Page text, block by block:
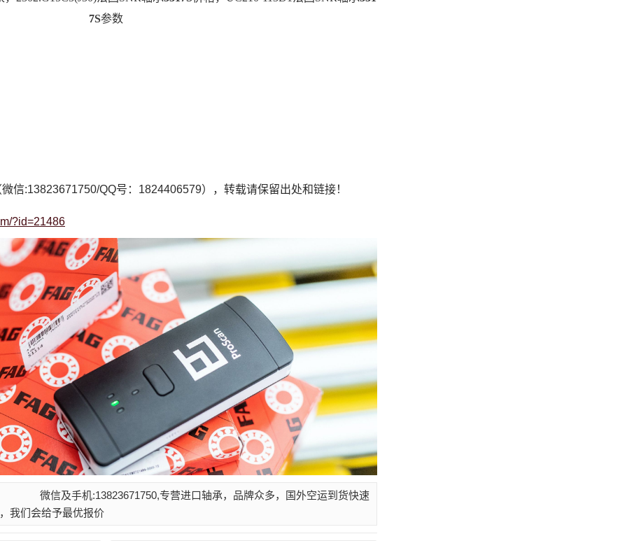
7S参数
信:13823671750/QQ号：1824406579），转载请保留出处和链接！
?id=21486
微信及手机:13823671750,专营进口轴承，品牌众多，国外空运到货快速
我们会给予最优报价